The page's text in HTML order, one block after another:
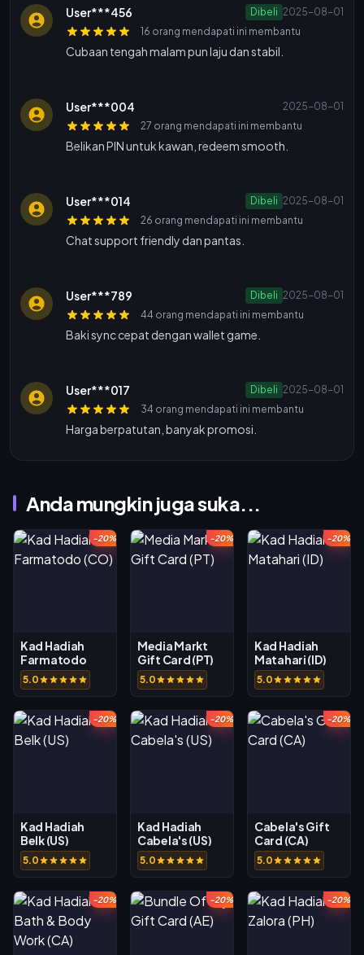
User***456 Dibeli 2025-08-01
16 orang mendapati ini membantu
Cubaan tengah malam pun laju dan stabil.
User***004
2025-08-01
27 orang mendapati ini membantu
Belikan PIN untuk kawan, redeem smooth.
User***014 Dibeli 2025-08-01
26 orang mendapati ini membantu
Chat support friendly dan pantas.
User***789 Dibeli 2025-08-01
44 orang mendapati ini membantu
Baki sync cepat dengan wallet game.
User***017 Dibeli 2025-08-01
34 orang mendapati ini membantu
Harga berpatutan, banyak promosi.
Anda mungkin juga suka...
-20%
Kad Hadiah
Farmatodo
(CO)
5.0
-20%
Media Markt
Gift Card (PT)
5.0
-20%
Kad Hadiah
Matahari (ID)
5.0
-20%
Kad Hadiah
Belk (US)
5.0
-20%
Kad Hadiah
Cabela's (US)
5.0
-20%
Cabela's Gift
Card (CA)
5.0
-20% -20% -20%